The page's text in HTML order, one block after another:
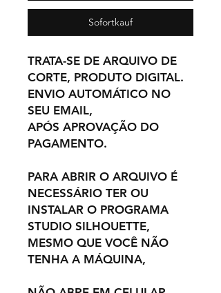
Sofortkauf
TRATA-SE DE ARQUIVO DE
CORTE, PRODUTO DIGITAL.
ENVIO AUTOMÁTICO NO
SEU EMAIL,
APÓS APROVAÇÃO DO
PAGAMENTO.
PARA ABRIR O ARQUIVO É
NECESSÁRIO TER OU
INSTALAR O PROGRAMA
STUDIO SILHOUETTE,
MESMO QUE VOCÊ NÃO
TENHA A MÁQUINA,